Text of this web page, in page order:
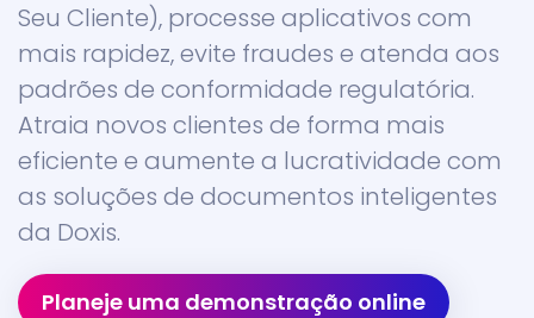
Seu Cliente), processe aplicativos com
mais rapidez, evite fraudes e atenda aos
padrões de conformidade regulatória.
Atraia novos clientes de forma mais
eficiente e aumente a lucratividade com
as soluções de documentos inteligentes
da Doxis.
Planeje uma demonstração online